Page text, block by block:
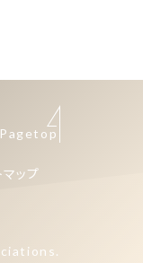
マップ
Pagetop